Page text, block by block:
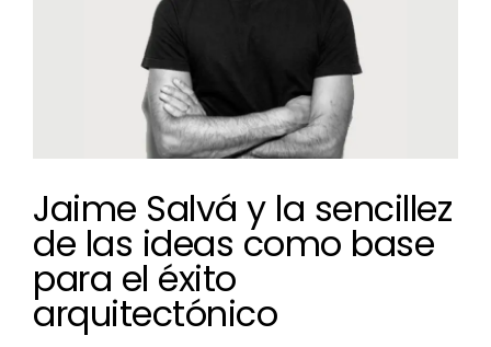
Jaime Salvá y la sencillez
de las ideas como base
para el éxito
arquitectónico